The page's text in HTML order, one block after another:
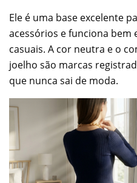
Ele é uma base excelente
acessórios e funciona
casuais. A cor neutra e o
joelho são marcas
que nunca sai de moda.